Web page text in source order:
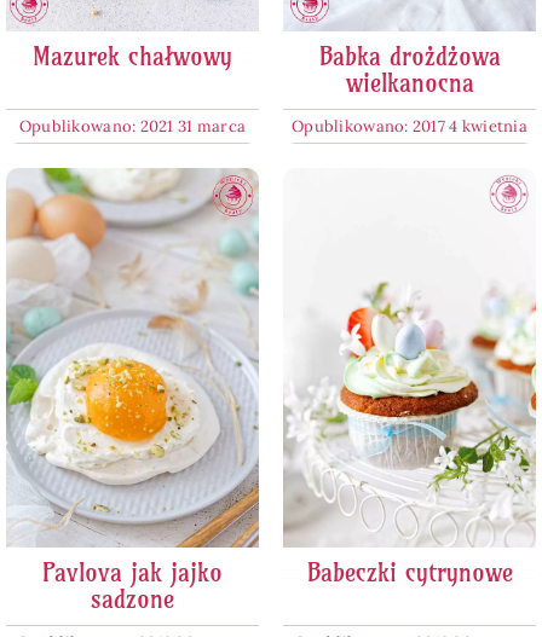
Mazurek chałwowy
Opublikowano: 2021 31 marca
Babka drożdżowa
wielkanocna
Opublikowano: 2017 4 kwietnia
Pavlova jak jajko
sadzone
Babeczki cytrynowe